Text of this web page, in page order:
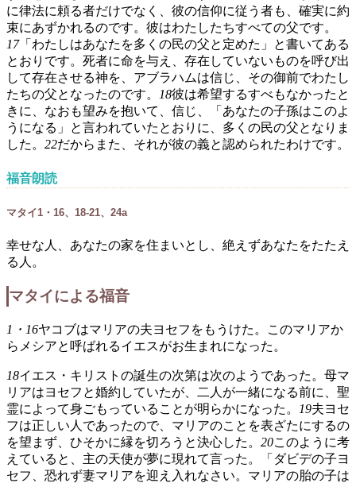
に律法に頼る者だけでなく、彼の信仰に従う者も、確実に約
束にあずかれるのです。彼はわたしたちすべての父です。
17「わたしはあなたを多くの民の父と定めた」と書いてある
とおりです。死者に命を与え、存在していないものを呼び出
して存在させる神を、アブラハムは信じ、その御前でわたし
たちの父となったのです。 18彼は希望するすべもなかったと
きに、なおも望みを抱いて、信じ、「あなたの子孫はこのよ
うになる」と言われていたとおりに、多くの民の父となりま
した。 22だからまた、それが彼の義と認められたわけです。
福音朗読
マタイ1・16、18-21、24a
幸せな人、あなたの家を住まいとし、絶えずあなたをたたえ
る人。
マタイによる福音
1・16ヤコブはマリアの夫ヨセフをもうけた。このマリアか
らメシアと呼ばれるイエスがお生まれになった。
18イエス・キリストの誕生の次第は次のようであった。母マ
リアはヨセフと婚約していたが、二人が一緒になる前に、聖
霊によって身ごもっていることが明らかになった。
19夫ヨセ
フは正しい人であったので、マリアのことを表ざたにするの
を望まず、ひそかに縁を切ろうと決心した。 20このように考
えていると、主の天使が夢に現れて言った。「ダビデの子ヨ
セフ、恐れず妻マリアを迎え入れなさい。マリアの胎の子は